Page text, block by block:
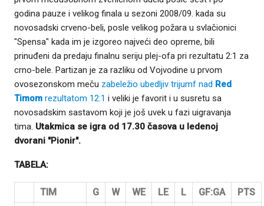
godina pauze i velikog finala u sezoni 2008/09. kada su
novosadski crveno-beli, posle velikog požara u svlačionici
"Spensa" kada im je izgoreo najveći deo opreme, bili
prinuđeni da predaju finalnu seriju plej-ofa pri rezultatu 2:1 za
crno-bele. Partizan je za razliku od Vojvodine u prvom
ovosezonskom meču zabeležio ubedljiv trijumf nad Red
Timom rezultatom 12:1 i veliki je favorit i u susretu sa
novosadskim sastavom koji je još uvek u fazi uigravanja
tima. Utakmica se igra od 17.30 časova u ledenoj
dvorani "Pionir".
TABELA:
TIM G W WE LE L GF:GA PTS